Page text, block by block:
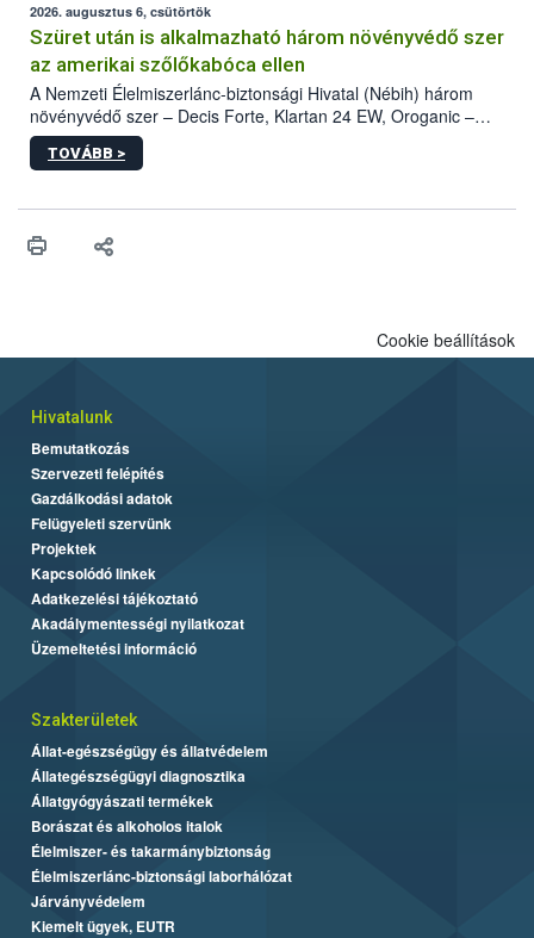
az intenzív felderítést, emellett az intézkedéseket a szlovák
hatósággal is összehangolják a terjedés megállítása érdekében.
2026. augusztus 6, csütörtök
Szüret után is alkalmazható három növényvédő szer
az amerikai szőlőkabóca ellen
A Nemzeti Élelmiszerlánc-biztonsági Hivatal (Nébih) három
növényvédő szer – Decis Forte, Klartan 24 EW, Oroganic –
engedélyokiratát módosította, így azok a szüretet követően,
egészen a vesszőérettség (BBCH 91) stádiumáig
érésű szőlőkben is legyen lehetőség a károsító elleni további
felhasználók számára is elérhető és ökológiai termesztésben is
TOVÁBB >
Cookie beállítások
Hivatalunk
Bemutatkozás
Szervezeti felépítés
Gazdálkodási adatok
Felügyeleti szervünk
Projektek
Kapcsolódó linkek
Adatkezelési tájékoztató
Akadálymentességi nyilatkozat
Üzemeltetési információ
Szakterületek
Állat-egészségügy és állatvédelem
Állategészségügyi diagnosztika
Állatgyógyászati termékek
Borászat és alkoholos italok
Élelmiszer- és takarmánybiztonság
Élelmiszerlánc-biztonsági laborhálózat
Járványvédelem
Kiemelt ügyek, EUTR